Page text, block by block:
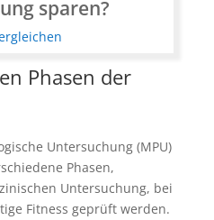
sparen?
Phasen der
Untersuchung (MPU)
Phasen,
Untersuchung, bei
Fitness geprüft werden.